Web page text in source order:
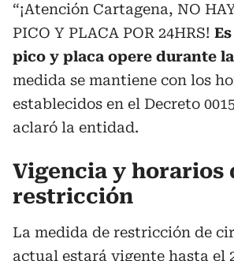
“¡Atención Cartagena, NO
PICO Y PLACA POR 24HRS!
pico y placa opere durante
medida se mantiene con los
establecidos en el Decreto
aclaró la entidad.
Vigencia y horarios
restricción
La medida de restricción de
actual estará vigente hasta el